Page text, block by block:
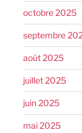
octobre 2025
septembre
août 2025
juillet 2025
juin 2025
mai 2025